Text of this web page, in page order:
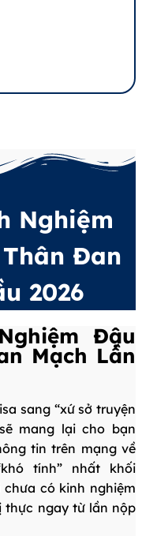
Nghiệm
Đan
2026
Đậu
Mạch Lần
sang “xứ sở truyện
mang lại cho bạn
tin trên mạng về
tính” nhất khối
chưa có kinh nghiệm
ngay từ lần nộp